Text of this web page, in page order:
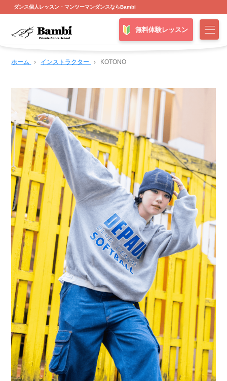
ダンス個人レッスン・マンツーマンダンスならBambi
無料体験レッスン
ホーム › インストラクター › KOTONO